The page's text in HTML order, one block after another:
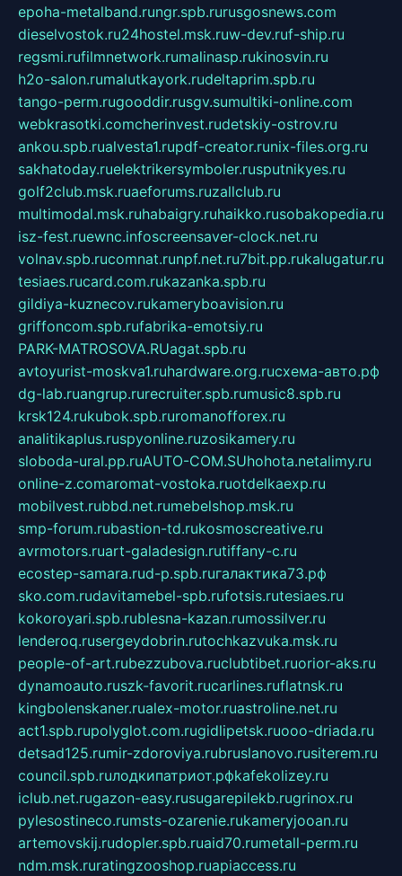
epoha-metalband.rungr.spb.rurusgosnews.com
dieselvostok.ru24hostel.msk.ruw-dev.ruf-ship.ru
regsmi.rufilmnetwork.rumalinasp.rukinosvin.ru
h2o-salon.rumalutkayork.rudeltaprim.spb.ru
tango-perm.rugooddir.rusgv.sumultiki-online.com
webkrasotki.comcherinvest.rudetskiy-ostrov.ru
ankou.spb.rualvesta1.rupdf-creator.runix-files.org.ru
sakhatoday.ruelektrikersymboler.rusputnikyes.ru
golf2club.msk.ruaeforums.ruzallclub.ru
multimodal.msk.ruhabaigry.ruhaikko.rusobakopedia.ru
isz-fest.ruewnc.infoscreensaver-clock.net.ru
volnav.spb.rucomnat.runpf.net.ru7bit.pp.rukalugatur.ru
tesiaes.rucard.com.rukazanka.spb.ru
gildiya-kuznecov.rukameryboavision.ru
griffoncom.spb.rufabrika-emotsiy.ru
PARK-MATROSOVA.RUagat.spb.ru
avtoyurist-moskva1.ruhardware.org.ruсхема-авто.рф
dg-lab.ruangrup.rurecruiter.spb.rumusic8.spb.ru
krsk124.rukubok.spb.ruromanofforex.ru
analitikaplus.ruspyonline.ruzosikamery.ru
sloboda-ural.pp.ruAUTO-COM.SUhohota.netalimy.ru
online-z.comaromat-vostoka.ruotdelkaexp.ru
mobilvest.rubbd.net.rumebelshop.msk.ru
smp-forum.rubastion-td.rukosmoscreative.ru
avrmotors.ruart-galadesign.rutiffany-c.ru
ecostep-samara.rud-p.spb.ruгалактика73.рф
sko.com.rudavitamebel-spb.rufotsis.rutesiaes.ru
kokoroyari.spb.rublesna-kazan.rumossilver.ru
lenderoq.rusergeydobrin.rutochkazvuka.msk.ru
people-of-art.rubezzubova.ruclubtibet.ruorior-aks.ru
dynamoauto.ruszk-favorit.rucarlines.ruflatnsk.ru
kingbolenskaner.rualex-motor.ruastroline.net.ru
act1.spb.rupolyglot.com.rugidlipetsk.ruooo-driada.ru
detsad125.rumir-zdoroviya.rubruslanovo.rusiterem.ru
council.spb.ruлодкипатриот.рфkafekolizey.ru
iclub.net.rugazon-easy.rusugarepilekb.rugrinox.ru
pylesostineco.rumsts-ozarenie.rukameryjooan.ru
artemovskij.rudopler.spb.ruaid70.rumetall-perm.ru
ndm.msk.ruratingzooshop.ruapiaccess.ru